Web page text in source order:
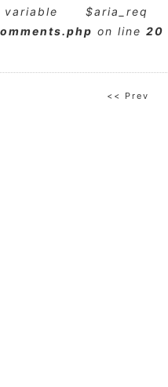
on line 20
<< Prev